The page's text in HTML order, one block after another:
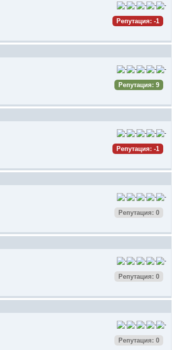
Репутация: -1
Репутация: 9
Репутация: -1
Репутация: 0
Репутация: 0
Репутация: 0